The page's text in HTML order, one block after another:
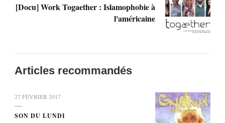
[Docu] Work Togaether : Islamophobie à
l'américaine
Articles recommandés
27 FÉVRIER 2017
SON DU LUNDI